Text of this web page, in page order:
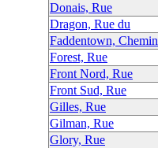
Donais, Rue
Dragon, Rue du
Faddentown, Chemin
Forest, Rue
Front Nord, Rue
Front Sud, Rue
Gilles, Rue
Gilman, Rue
Glory, Rue